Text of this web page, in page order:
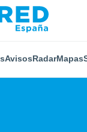
AvisosRadarMapas